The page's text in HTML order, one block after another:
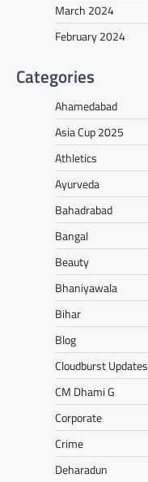
March 2024
February 2024
Categories
Ahamedabad
Asia Cup 2025
Athletics
Ayurveda
Bahadrabad
Bangal
Beauty
Bhaniyawala
Bihar
Blog
Cloudburst Updates
CM Dhami G
Corporate
Crime
Deharadun